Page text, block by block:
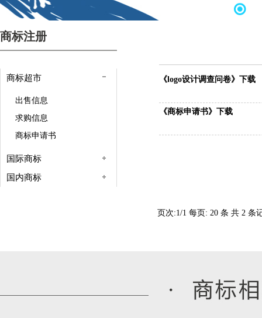
商标注册
商标超市
出售信息
求购信息
商标申请书
国际商标
国内商标
《logo设计调查问卷》下载
《商标申请书》下载
页次:1/1 每页: 20 条 共 2 条